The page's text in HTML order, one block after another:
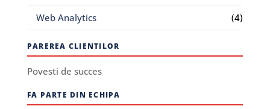
Web Analytics
(4)
PAREREA CLIENTILOR
Povesti de succes
FA PARTE DIN ECHIPA